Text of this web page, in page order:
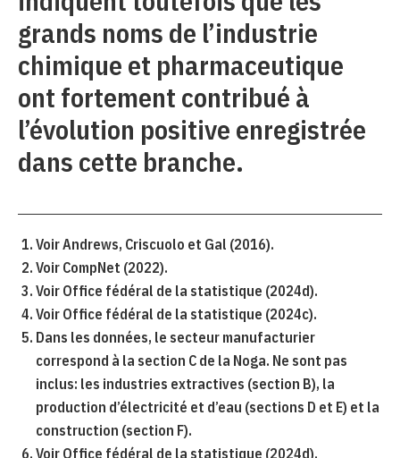
grands noms de l’industrie
chimique et pharmaceutique
ont fortement contribué à
l’évolution positive enregistrée
dans cette branche.
Voir Andrews, Criscuolo et Gal (2016).
Voir CompNet (2022).
Voir Office fédéral de la statistique (2024d).
Voir Office fédéral de la statistique (2024c).
Dans les données, le secteur manufacturier
correspond à la section C de la Noga. Ne sont pas
inclus: les industries extractives (section B), la
production d’électricité et d’eau (sections D et E) et la
construction (section F).
Voir Office fédéral de la statistique (2024d).